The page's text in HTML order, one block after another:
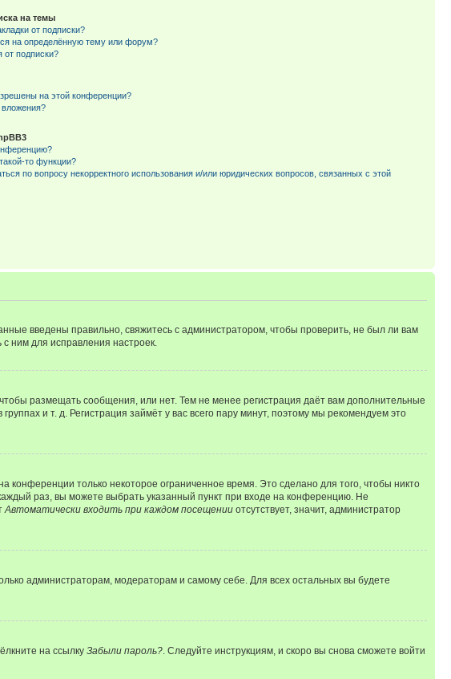
на темы
от подписки?
на определённую тему или форум?
от подписки?
на этой конференции?
то функции?
по вопросу некорректного использования и/или юридических вопросов, связанных с этой
введены правильно, свяжитесь с администратором, чтобы проверить, не был ли вам
ним для исправления настроек.
размещать сообщения, или нет. Тем не менее регистрация даёт вам дополнительные
и т. д. Регистрация займёт у вас всего пару минут, поэтому мы рекомендуем это
конференции только некоторое ограниченное время. Это сделано для того, чтобы никто
раз, вы можете выбрать указанный пункт при входе на конференцию. Не
Автоматически входить при каждом посещении отсутствует, значит, администратор
администраторам, модераторам и самому себе. Для всех остальных вы будете
на ссылку Забыли пароль? . Следуйте инструкциям, и скоро вы снова сможете войти